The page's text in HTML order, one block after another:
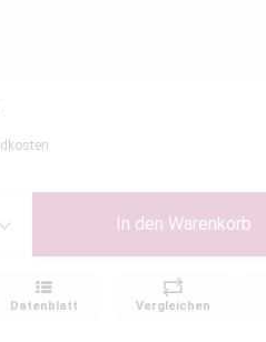
In den Warenkorb
Datenblatt Vergleichen